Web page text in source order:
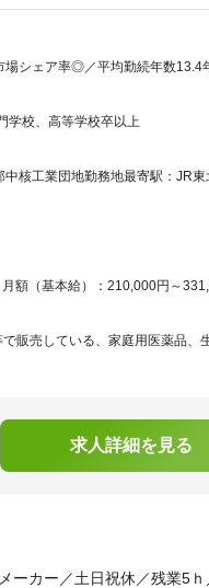
シェア率◎／平均勤続年数13.4
学校、高等学校卒以上
核工業団地勤務地最寄駅：JR東
額（基本給）：210,000円～
販売している、家庭用医薬品、
求人詳細を見る
ーカー／土日祝休／残業5